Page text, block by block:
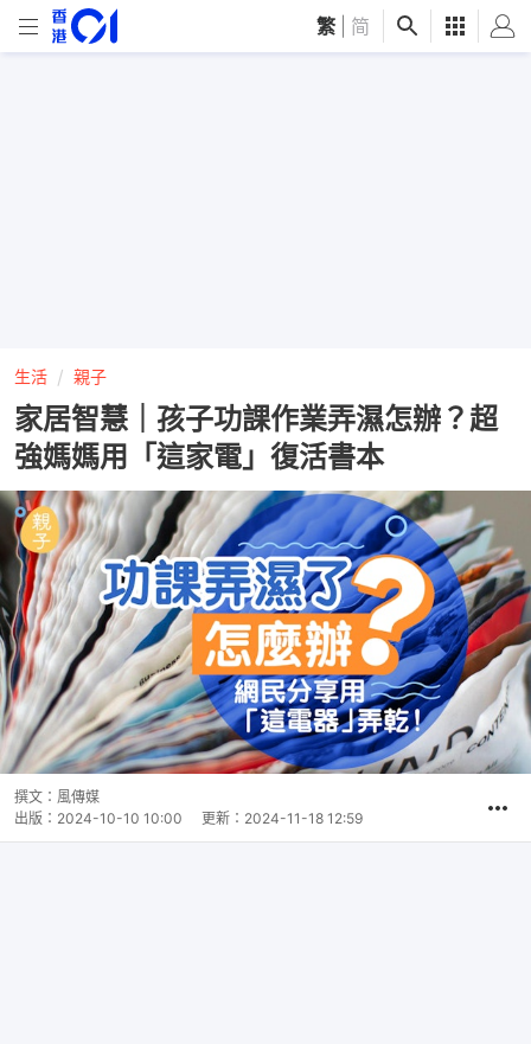
繁 简
生活 親子
家居智慧｜孩子功課作業弄濕怎辦？超
強媽媽用「這家電」復活書本
撰文： 風傳媒
出版： 2024-10-10 10:00 更新： 2024-11-18 12:59